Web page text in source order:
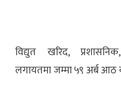
विद्युत खरिद,
लगायतमा जम्मा ५९ अर्ब